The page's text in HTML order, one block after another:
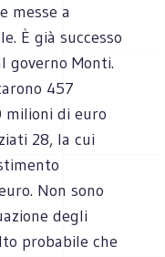
messe a
È già successo
governo Monti.
457
milioni di euro
28, la cui
Non sono
degli
probabile che